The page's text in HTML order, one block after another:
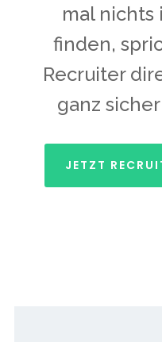
mal nichts
finden,
Recruiter
ganz
JETZT